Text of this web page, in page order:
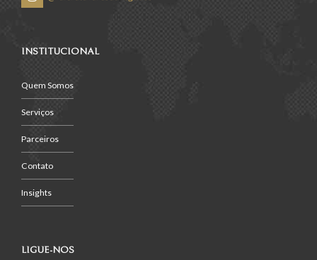
INSTITUCIONAL
Quem Somos
Serviços
Parceiros
Contato
Insights
LIGUE-NOS